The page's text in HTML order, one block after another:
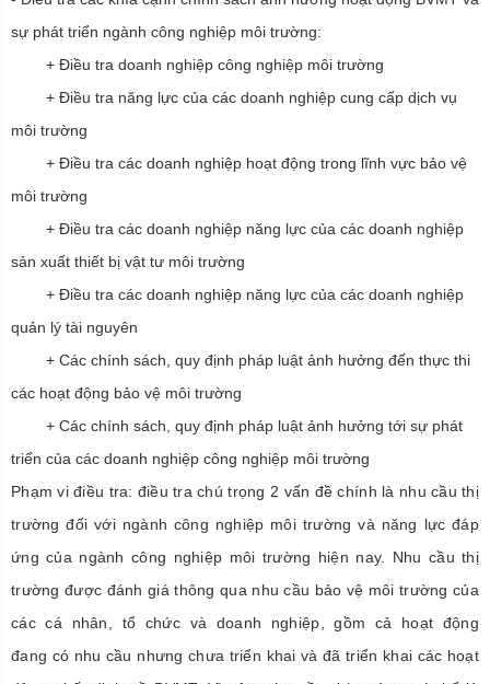
sự phát triển ngành công nghiệp môi trường:
+ Điều tra doanh nghiệp công nghiệp môi trường
+ Điều tra năng lực của các doanh nghiệp cung cấp dịch vụ
môi trường
+ Điều tra các doanh nghiệp hoạt động trong lĩnh vực bảo vệ
môi trường
+ Điều tra các doanh nghiệp năng lực của các doanh nghiệp
sản xuất thiết bị vật tư môi trường
+ Điều tra các doanh nghiệp năng lực của các doanh nghiệp
quản lý tài nguyên
+ Các chính sách, quy định pháp luật ảnh hưởng đến thực thi
các hoạt động bảo vệ môi trường
+ Các chính sách, quy định pháp luật ảnh hưởng tới sự phát
triển của các doanh nghiệp công nghiệp môi trường
Phạm vi điều tra: điều tra chú trọng 2 vấn đề chính là nhu cầuthị
trường đối với ngành công nghiệp môi trường và năng lực đáp
ứng của ngành công nghiệp môi trường hiện nay. Nhu cầu thị
trường được đánh giá thông qua nhu cầu bảo vệ môi trường của
các cá nhân, tổ chức và doanh nghiệp,gồm cả hoạt động
đang có nhu cầu nhưng chưa triển khai và đã triển khai các hoạt